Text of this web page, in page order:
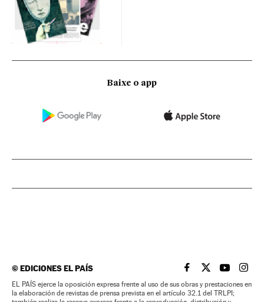
Baixe o app
©EDICIONES EL PAÍS EL PAÍS BRASIL EN
EL PAÍSEL PAÍS
EL
EL PAÍS ejerce la oposición expresa frente al uso de sus obras y prestaciones en
la elaboración de revistas de prensa prevista en el artículo 32.1 del TRLPI;